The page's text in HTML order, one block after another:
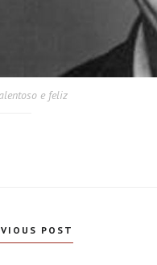
e feliz
POST